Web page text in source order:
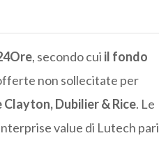
, secondo cui il fondo
non sollecitate per
Dubilier & Rice. Le
value di Lutech pari